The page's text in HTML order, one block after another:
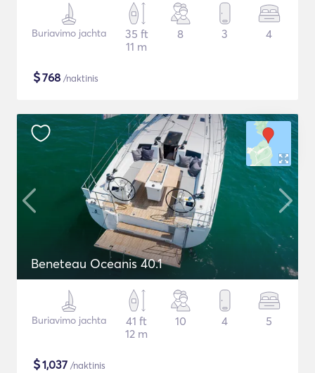
Buriavimo jachta
35 ft
11 m
8 3 4
$768 /naktinis
Beneteau Oceanis 40.1
Buriavimo jachta
41 ft
12 m
10 4 5
$1,037 /naktinis